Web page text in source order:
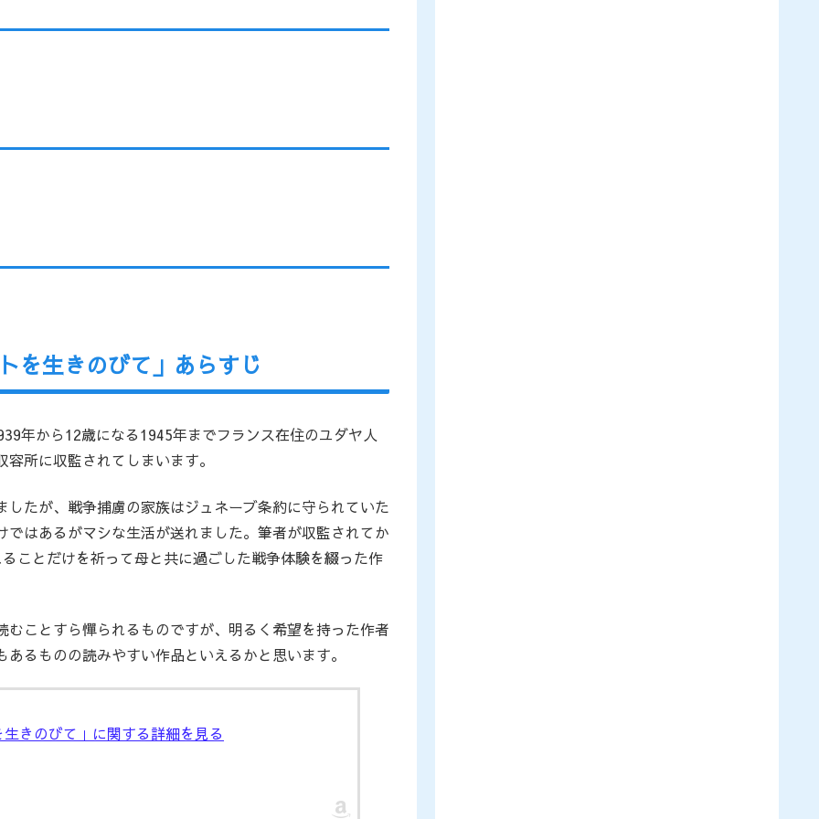
を生きのびて」あらすじ
年から12歳になる1945年までフランス在住のユダヤ人
所に収監されてしまいます。
たが、戦争捕虜の家族はジュネーブ条約に守られていた
はあるがマシな生活が送れました。筆者が収監されてか
ことだけを祈って母と共に過ごした戦争体験を綴った作
ことすら憚られるものですが、明るく希望を持った作者
るものの読みやすい作品といえるかと思います。
きのびて」に関する詳細を見る